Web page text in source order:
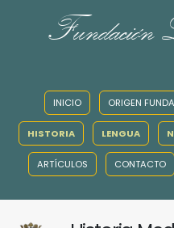
Fundación
INICIO ORIGEN
HISTORIA LENGUA
ARTÍCULOS CONTACTO